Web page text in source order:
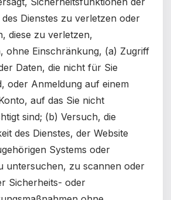
Dienstes zu verletzen oder
diese zu verletzen,
ohne Einschränkung, (a) Zugriff
Daten, die nicht für Sie
oder Anmeldung auf einem
auf das Sie nicht
sind; (b) Versuch, die
des Dienstes, der Website
Systems oder
untersuchen, zu scannen oder
Sicherheits- oder